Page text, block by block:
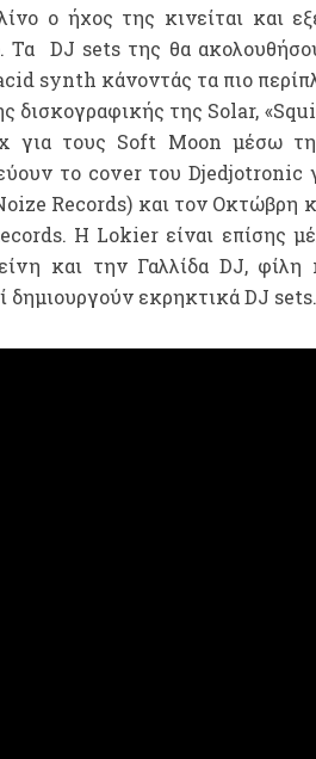
ο ήχος της κινείται και
DJ sets της θα
synth κάνοντάς τα πιο
δισκογραφικής της Solar,
για τους Soft Moon μέσω
το cover του Djedjotronic
Records) και τον Οκτώβρη
Η Lokier είναι επίσης
και την Γαλλίδα DJ,
δημιουργούν εκρηκτικά DJ sets.